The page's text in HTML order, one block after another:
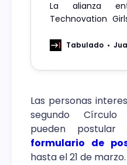
La alianza
Technovation
STEM,
Tabulado
Las personas
segundo Círculo
pueden
formulario de
hasta el 21 de marzo.